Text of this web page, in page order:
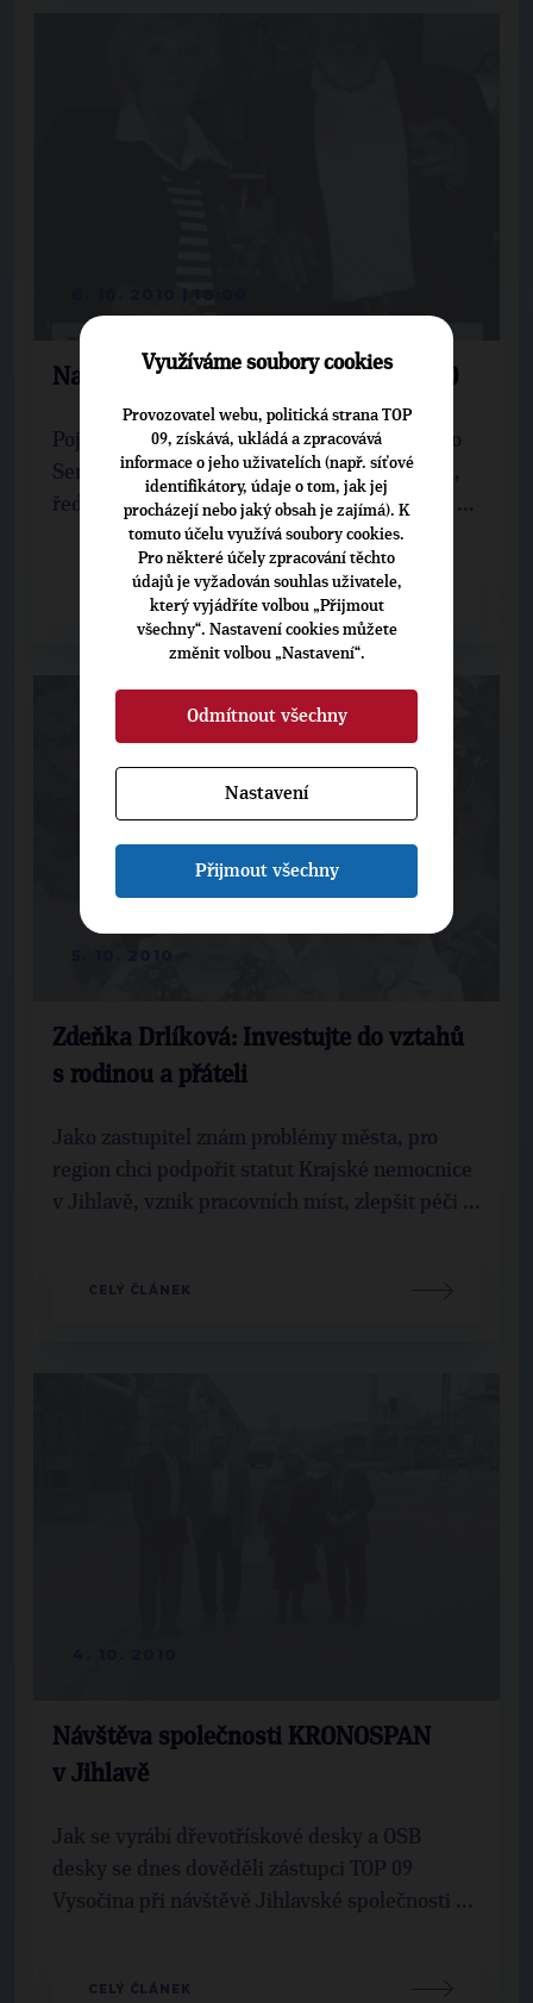
Na pivo s TOPkou v Brtnici, 6.10.2010
Pojďte posedět a pohovořit s kandidátkou do
Senátu za TOP 09 MUDr. Zdeňkou Drlíkovou,
ředitelkou psychiatrické léčebny v Jihlavě a ...
CELÝ ČLÁNEK
Zdeňka Drlíková: Investujte do vztahů
s rodinou a přáteli
Jako zastupitel znám problémy města, pro
region chci podpořit statut Krajské nemocnice
v Jihlavě, vznik pracovních míst, zlepšit péči ...
CELÝ ČLÁNEK
Návštěva společnosti KRONOSPAN
v Jihlavě
Jak se vyrábí dřevotřískové desky a OSB
desky se dnes dověděli zástupci TOP 09
Vysočina při návštěvě Jihlavské společnosti ...
CELÝ ČLÁNEK
Využíváme soubory cookies
Provozovatel webu, politická strana TOP
09, získává, ukládá a zpracovává
informace o jeho uživatelích (např. síťové
identifikátory, údaje o tom, jak jej
procházejí nebo jaký obsah je zajímá). K
tomuto účelu využívá soubory cookies.
Pro některé účely zpracování těchto
údajů je vyžadován souhlas uživatele,
který vyjádříte volbou „Přijmout
všechny“. Nastavení cookies můžete
změnit volbou „Nastavení“.
Odmítnout všechny
Nastavení
Přijmout všechny